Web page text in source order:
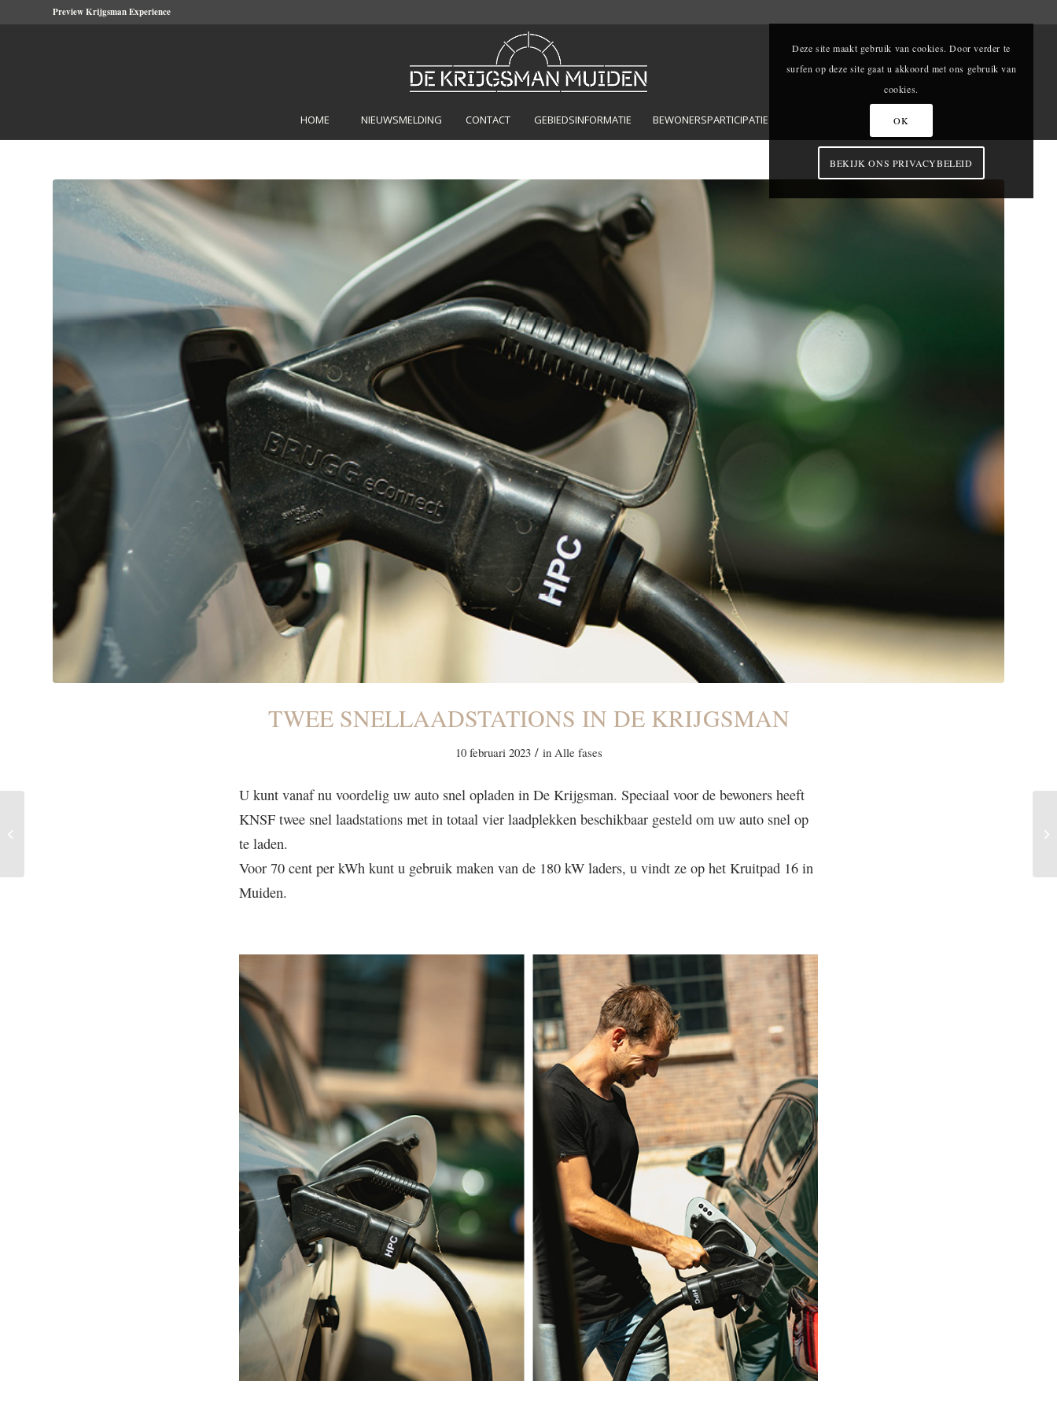
Preview Krijgsman Experience
HOME NIEUWSMELDING CONTACT GEBIEDSINFORMATIE BEWONERSPARTICIPATIE
TWEE SNELLAADSTATIONS IN DE KRIJGSMAN
10 februari 2023 / in Alle fases
U kunt vanaf nu voordelig uw auto snel opladen in De Krijgsman. Speciaal voor de bewoners heeft
KNSF twee snel laadstations met in totaal vier laadplekken beschikbaar gesteld om uw auto snel op
te laden.
Voor 70 cent per kWh kunt u gebruik maken van de 180 kW laders, u vindt ze op het Kruitpad 16 in
Muiden.
Deze site maakt gebruik van cookies. Door verder te
surfen op deze site gaat u akkoord met ons gebruik van
cookies.
OK
BEKIJK ONS PRIVACYBELEID